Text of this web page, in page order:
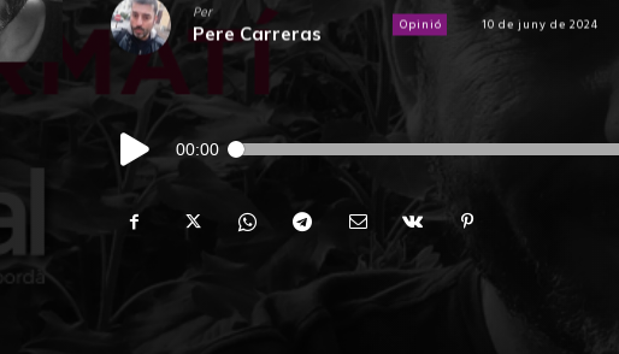
Per
Pere Carreras Opinió 10 de juny de 2024
Reproductor
d'àudio
00:00